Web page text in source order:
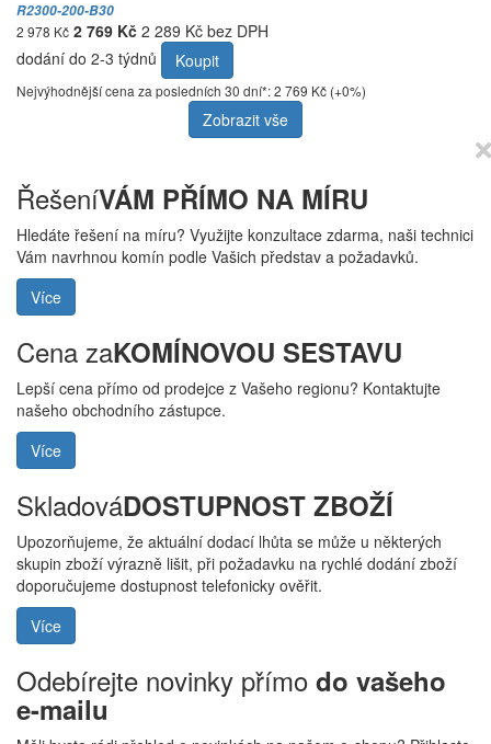
R2300-200-B30
2 978 Kč 2 769 Kč 2 289 Kč bez DPH
dodání do 2-3 týdnů
Koupit
Nejvýhodnější cena za posledních 30 dní*: 2 769 Kč (+0%)
Zobrazit vše
ŘešeníVÁM PŘÍMO NA MÍRU
Hledáte řešení na míru? Využijte konzultace zdarma, naši technici
Vám navrhnou komín podle Vašich představ a požadavků.
Více
Cena zaKOMÍNOVOU SESTAVU
Lepší cena přímo od prodejce z Vašeho regionu? Kontaktujte
našeho obchodního zástupce.
Více
SkladováDOSTUPNOST ZBOŽÍ
Upozorňujeme, že aktuální dodací lhůta se může u některých
skupin zboží výrazně lišit, při požadavku na rychlé dodání zboží
doporučujeme dostupnost telefonicky ověřit.
Více
Odebírejte novinky přímo do vašeho
e-mailu